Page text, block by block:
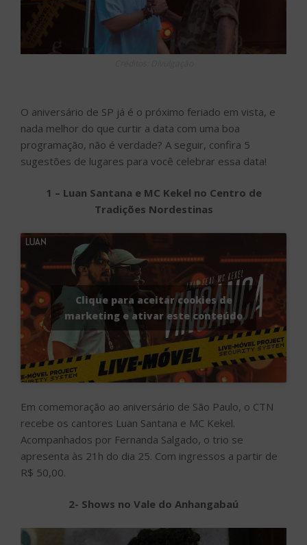
O aniversário de SP já é o próximo feriado em vista, e
nada melhor do que curtir a data com uma boa
programação, não é verdade? A seguir, confira 5
sugestões de lugares para você celebrar essa data!
1 – Luan Santana e MC Kekel no Centro de
Tradições Nordestinas
Clique para aceitar cookies de
marketing e ativar este conteúdo
Em comemoração ao aniversário de São Paulo, o CTN
recebe os cantores Luan Santana e MC Kekel.
Acompanhados por Fernanda Salgado, o trio se
apresenta às 21h do dia 25. Com ingressos a partir de
R$ 50,00.
2- Shows no Vale do Anhangabaú